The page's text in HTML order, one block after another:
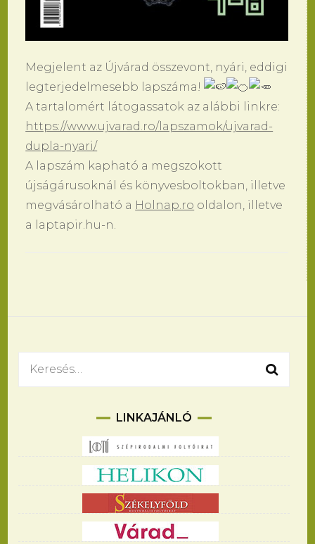
Megjelent az Újvárad összevont, nyári, eddigi
legterjedelmesebb lapszáma!
A tartalomért látogassatok az alábbi linkre:
https://www.ujvarad.ro/lapszamok/ujvarad-
dupla-nyari/
A lapszám kapható a megszokott
újságárusoknál és könyvesboltokban, illetve
megvásárolható a Holnap.ro oldalon, illetve
a laptapir.hu-n.
Keresés:
LINKAJÁNLÓ